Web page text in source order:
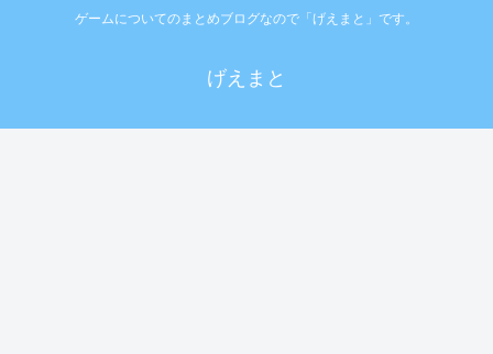
ゲームについてのまとめブログなので「げえまと」です。
げえまと